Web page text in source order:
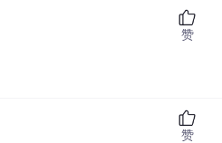
赞
赞